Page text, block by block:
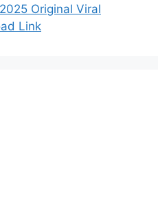
Original Viral
Link